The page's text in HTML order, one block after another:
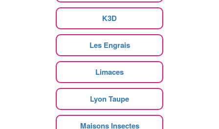
K3D
Les Engrais
Limaces
Lyon Taupe
Maisons Insectes